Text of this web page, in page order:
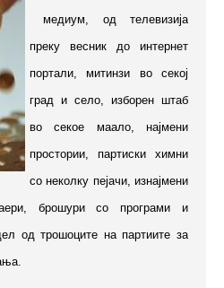
медиум, од телевизија
преку весник до интернет
портали, митинзи во секој
град и село, изборен штаб
во секое маало, најмени
простории, партиски химни
со неколку пеjачи, изнајмени
брошури со програми и
од трошоците на партиите за